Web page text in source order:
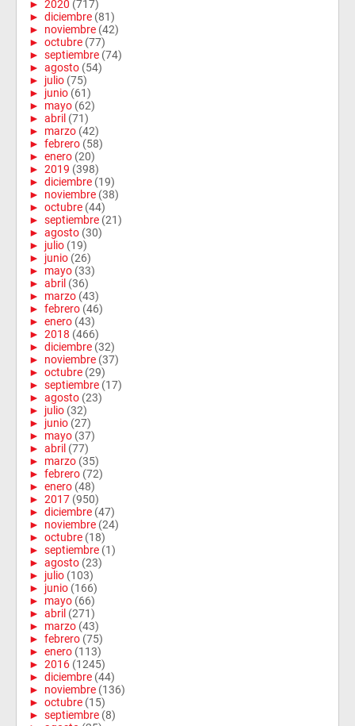
► 2020 (717)
► diciembre (81)
► noviembre (42)
► octubre (77)
► septiembre (74)
► agosto (54)
► julio (75)
► junio (61)
► mayo (62)
► abril (71)
► marzo (42)
► febrero (58)
► enero (20)
► 2019 (398)
► diciembre (19)
► noviembre (38)
► octubre (44)
► septiembre (21)
► agosto (30)
► julio (19)
► junio (26)
► mayo (33)
► abril (36)
► marzo (43)
► febrero (46)
► enero (43)
► 2018 (466)
► diciembre (32)
► noviembre (37)
► octubre (29)
► septiembre (17)
► agosto (23)
► julio (32)
► junio (27)
► mayo (37)
► abril (77)
► marzo (35)
► febrero (72)
► enero (48)
► 2017 (950)
► diciembre (47)
► noviembre (24)
► octubre (18)
► septiembre (1)
► agosto (23)
► julio (103)
► junio (166)
► mayo (66)
► abril (271)
► marzo (43)
► febrero (75)
► enero (113)
► 2016 (1245)
► diciembre (44)
► noviembre (136)
► octubre (15)
► septiembre (8)